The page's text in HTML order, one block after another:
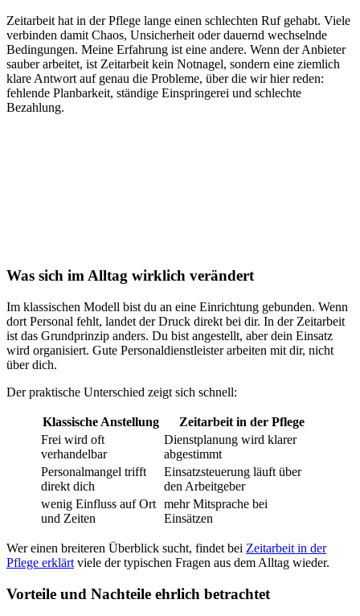
Zeitarbeit hat in der Pflege lange einen schlechten Ruf gehabt. Viele
verbinden damit Chaos, Unsicherheit oder dauernd wechselnde
Bedingungen. Meine Erfahrung ist eine andere. Wenn der Anbieter
sauber arbeitet, ist Zeitarbeit kein Notnagel, sondern eine ziemlich
klare Antwort auf genau die Probleme, über die wir hier reden:
fehlende Planbarkeit, ständige Einspringerei und schlechte
Bezahlung.
Was sich im Alltag wirklich verändert
Im klassischen Modell bist du an eine Einrichtung gebunden. Wenn
dort Personal fehlt, landet der Druck direkt bei dir. In der Zeitarbeit
ist das Grundprinzip anders. Du bist angestellt, aber dein Einsatz
wird organisiert. Gute Personaldienstleister arbeiten mit dir, nicht
über dich.
Der praktische Unterschied zeigt sich schnell:
Klassische Anstellung
Zeitarbeit in der Pflege
Frei wird oft
verhandelbar
Dienstplanung wird klarer
abgestimmt
Personalmangel trifft
direkt dich
Einsatzsteuerung läuft über
den Arbeitgeber
wenig Einfluss auf Ort
und Zeiten
mehr Mitsprache bei
Einsätzen
Wer einen breiteren Überblick sucht, findet bei Zeitarbeit in der
Pflege erklärt viele der typischen Fragen aus dem Alltag wieder.
Vorteile und Nachteile ehrlich betrachtet